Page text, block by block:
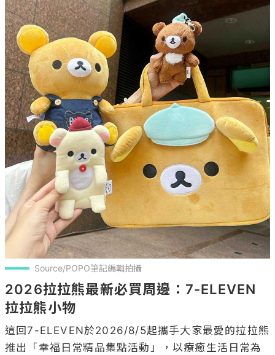
Source/POPO筆記編輯拍攝
2026拉拉熊最新必買周邊：7-ELEVEN
拉拉熊小物
這回7-ELEVEN於2026/8/5起攜手大家最愛的拉拉熊
推出「幸福日常精品集點活動」，以療癒生活日常為